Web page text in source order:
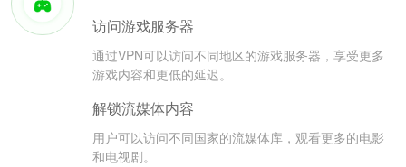
访问游戏服务器
通过VPN可以访问不同地区的游戏服务器，享受更多
游戏内容和更低的延迟。
解锁流媒体内容
用户可以访问不同国家的流媒体库，观看更多的电影
和电视剧。